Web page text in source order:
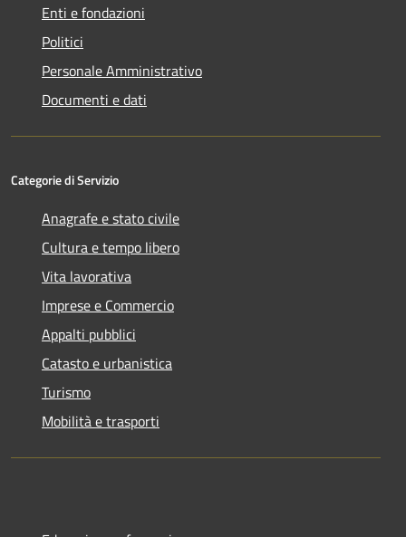
Enti e fondazioni
Politici
Personale Amministrativo
Documenti e dati
Categorie di Servizio
Anagrafe e stato civile
Cultura e tempo libero
Vita lavorativa
Imprese e Commercio
Appalti pubblici
Catasto e urbanistica
Turismo
Mobilità e trasporti